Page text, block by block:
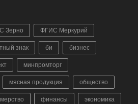
Зерно ФГИС Меркурий
знак би бизнес
минпромторг
мясная продукция общество
финансы экономика